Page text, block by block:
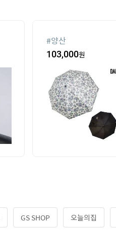
#양산
103,000원
GS SHOP 오늘의집